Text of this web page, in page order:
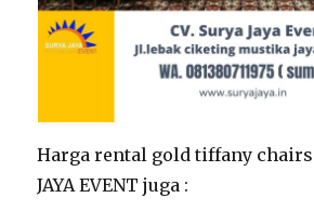
Harga rental gold tiffany chairs
JAYA EVENT juga :